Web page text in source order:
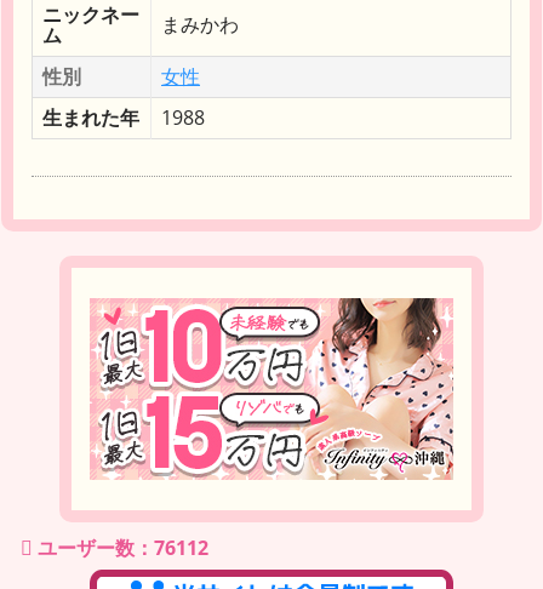
ニックネー
ム
まみかわ
性別
女性
生まれた年
1988
ユーザー数：76112